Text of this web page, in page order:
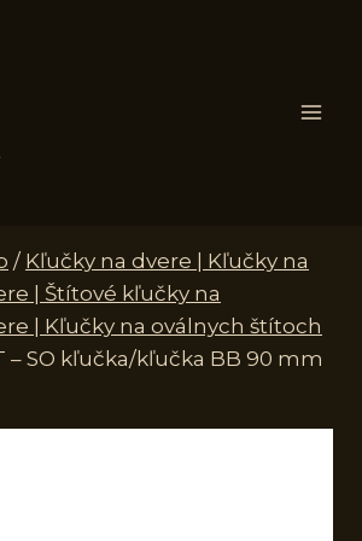
/ Kľučky na dvere | Kľučky na
| Štítové kľučky na
| Kľučky na oválnych štítoch
– SO kľučka/kľučka BB 90 mm